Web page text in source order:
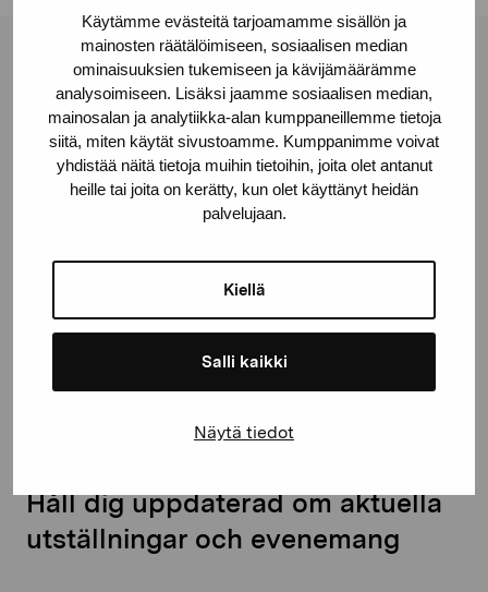
Käytämme evästeitä tarjoamamme sisällön ja
mainosten räätälöimiseen, sosiaalisen median
ominaisuuksien tukemiseen ja kävijämäärämme
analysoimiseen. Lisäksi jaamme sosiaalisen median,
mainosalan ja analytiikka-alan kumppaneillemme tietoja
siitä, miten käytät sivustoamme. Kumppanimme voivat
yhdistää näitä tietoja muihin tietoihin, joita olet antanut
heille tai joita on kerätty, kun olet käyttänyt heidän
palvelujaan.
Kiellä
Salli kaikki
Näytä tiedot
Stiftelsen Pro Artibus
Gustav Wasas gata 11
10600 Ekenäs
proartibus@proartibus.fi
Håll dig uppdaterad om aktuella
utställningar och evenemang